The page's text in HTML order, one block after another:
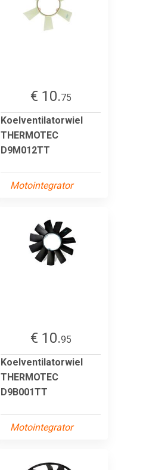
€ 10.75
Koelventilatorwiel
THERMOTEC
D9M012TT
Motointegrator
€ 10.95
Koelventilatorwiel
THERMOTEC
D9B001TT
Motointegrator